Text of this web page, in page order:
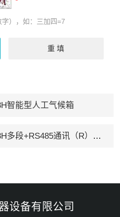
），如：三加四=7
智能型人工气候箱
+RS485通讯（R）人工气候箱
设备有限公司